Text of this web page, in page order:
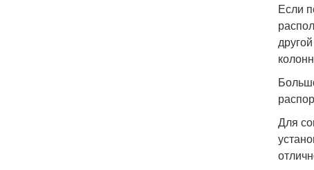
Если
Для